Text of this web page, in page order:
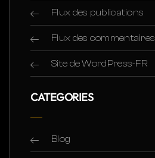
Flux des publications
Flux des commentaires
Site de WordPress-FR
CATEGORIES
Blog